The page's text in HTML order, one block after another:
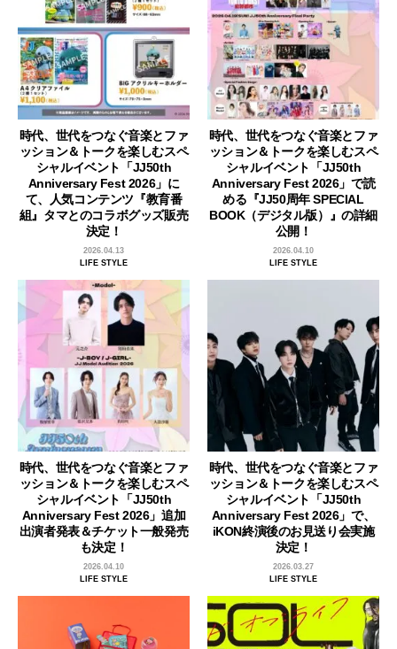
時代、世代をつなぐ音楽とファ
ッション＆トークを楽しむスペ
シャルイベント「JJ50th
Anniversary Fest 2026」に
て、人気コンテンツ『教育番
組』タマとのコラボグッズ販売
決定！
2026.04.13
LIFE STYLE
時代、世代をつなぐ音楽とファ
ッション＆トークを楽しむスペ
シャルイベント「JJ50th
Anniversary Fest 2026」で読
める『JJ50周年 SPECIAL
BOOK（デジタル版）』の詳細
公開！
2026.04.10
LIFE STYLE
時代、世代をつなぐ音楽とファ
ッション＆トークを楽しむスペ
シャルイベント「JJ50th
Anniversary Fest 2026」追加
出演者発表＆チケット一般発売
も決定！
2026.04.10
LIFE STYLE
時代、世代をつなぐ音楽とファ
ッション＆トークを楽しむスペ
シャルイベント「JJ50th
Anniversary Fest 2026」で、
iKON終演後のお見送り会実施
決定！
2026.03.27
LIFE STYLE